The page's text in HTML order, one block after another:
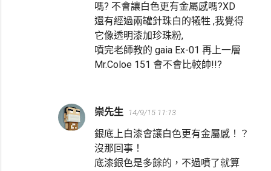
嗎? 不會讓白色更有金屬感嗎?XD
還有經過兩罐針珠白的犧牲 ,我覺得
它像透明漆加珍珠粉,
噴完老師教的 gaia Ex-01 再上一層
Mr.Coloe 151 會不會比較帥!!?
崇先生 14/9/15 11:13
銀底上白漆會讓白色更有金屬感！？
沒那回事！
底漆銀色是多餘的，不過噴了就算